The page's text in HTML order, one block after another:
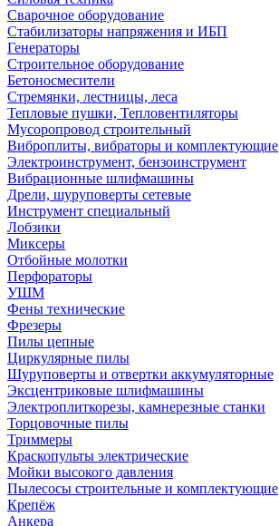
Сварочное оборудование
Стабилизаторы напряжения и ИБП
Генераторы
Строительное оборудование
Бетоносмесители
Стремянки, лестницы, леса
Тепловые пушки, Тепловентиляторы
Мусоропровод строительный
Виброплиты, вибраторы и комплектующие
Электроинструмент, бензоинструмент
Вибрационные шлифмашины
Дрели, шуруповерты сетевые
Инструмент специальный
Лобзики
Миксеры
Отбойные молотки
Перфораторы
УШМ
Фены технические
Фрезеры
Пилы цепные
Циркулярные пилы
Шуруповерты и отвертки аккумуляторные
Эксцентриковые шлифмашины
Электроплиткорезы, камнерезные станки
Торцовочные пилы
Триммеры
Краскопульты электрические
Мойки высокого давления
Пылесосы строительные и комплектующие
Крепёж
Анкера